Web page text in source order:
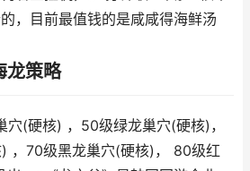
，目前最值钱的是咸咸得海鲜汤
龙策略
穴(硬核) ，50级绿龙巢穴(硬核)，
，70级黑龙巢穴(硬核)， 80级红